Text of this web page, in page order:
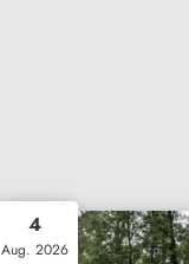
4
Aug. 2026